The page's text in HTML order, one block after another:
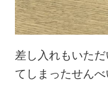
差し入れもいた
てしまったせん